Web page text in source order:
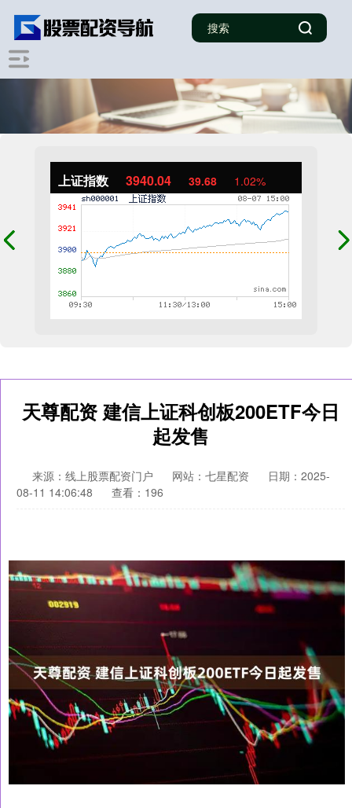
上证指数 3940.04 39.68 1.02%
天尊配资 建信上证科创板200ETF今日
起发售
来源：线上股票配资门户 网站：七星配资
日期：2025-
08-11 14:06:48
查看：196